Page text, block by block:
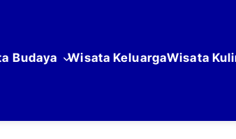
Budaya Wisata KeluargaWisata